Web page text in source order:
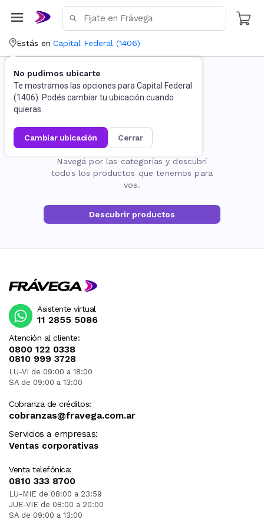
Estás en Capital Federal (1406)
No pudimos ubicarte
Te mostramos las opciones para Capital Federal
(1406). Podés cambiar tu ubicación cuando
quieras.
cambiar ubicación cerrar
La página no existe
Navegá por las categorías y descubrí
todos los productos que tenemos para
vos.
Descubrir productos
Atención al cliente:
0800 122 0338
0810 999 3728
LU-VI de 09:00 a 18:00
SA de 09:00 a 13:00
Cobranza de créditos:
cobranzas@fravega.com.ar
Servicios a empresas:
Ventas corporativas
Venta telefónica:
0810 333 8700
LU-MIE de 08:00 a 23:59
JUE-VIE de 08:00 a 20:00
SA de 09:00 a 13:00
Asistente virtual
11 2855 5086